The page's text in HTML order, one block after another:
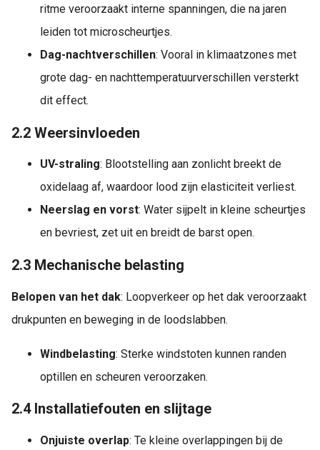
ritme veroorzaakt interne spanningen, die na jaren
leiden tot microscheurtjes.
Dag-nachtverschillen: Vooral in klimaatzones met
grote dag- en nachttemperatuurverschillen versterkt
dit effect.
2.2 Weersinvloeden
UV-straling: Blootstelling aan zonlicht breekt de
oxidelaag af, waardoor lood zijn elasticiteit verliest.
Neerslag en vorst: Water sijpelt in kleine scheurtjes
en bevriest, zet uit en breidt de barst open.
2.3 Mechanische belasting
Belopen van het dak: Loopverkeer op het dak veroorzaakt
drukpunten en beweging in de loodslabben.
Windbelasting: Sterke windstoten kunnen randen
optillen en scheuren veroorzaken.
2.4 Installatiefouten en slijtage
Onjuiste overlap: Te kleine overlappingen bij de